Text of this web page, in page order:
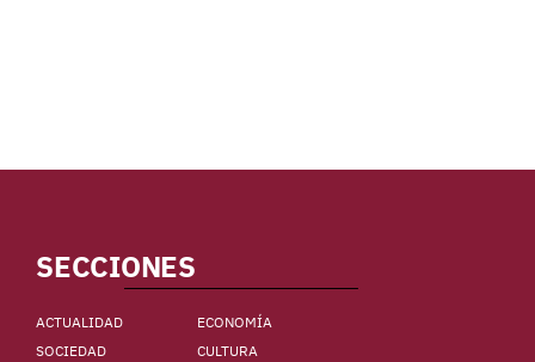
SECCIONES
ACTUALIDAD
ECONOMÍA
SOCIEDAD
CULTURA